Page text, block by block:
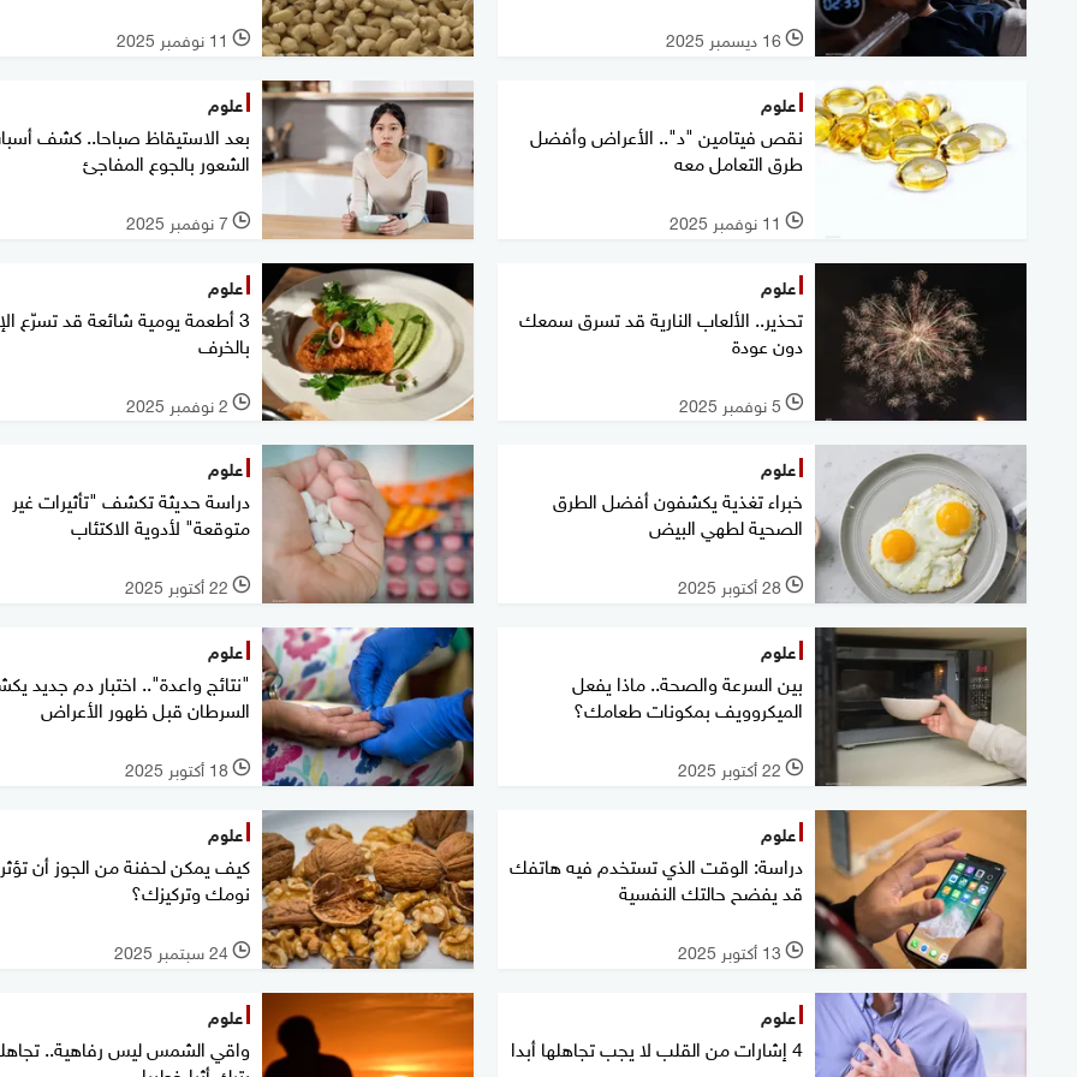
l 16 ديسمبر 2025 l 11 نوفمبر 2025
علوم
نقص فيتامين "د".. الأعراض وأفضل
طرق التعامل معه
l 11 نوفمبر 2025
علوم
بعد الاستيقاظ صباحا.. كشف
الشعور بالجوع المفاجئ
l 7 نوفمبر 2025
علوم
تحذير.. الألعاب النارية قد تسرق سمعك
دون عودة
l 5 نوفمبر 2025
علوم
3 أطعمة يومية شائعة قد تسرّع
بالخرف
l 2 نوفمبر 2025
علوم
خبراء تغذية يكشفون أفضل الطرق
الصحية لطهي البيض
l 28 أكتوبر 2025
علوم
دراسة حديثة تكشف "تأثيرات غير
متوقعة" لأدوية الاكتئاب
l 22 أكتوبر 2025
علوم
بين السرعة والصحة.. ماذا يفعل
الميكروويف بمكونات طعامك؟
l 22 أكتوبر 2025
علوم
"نتائج واعدة".. اختبار دم جديد
السرطان قبل ظهور الأعراض
l 18 أكتوبر 2025
علوم
دراسة: الوقت الذي تستخدم فيه هاتفك
قد يفضح حالتك النفسية
l 13 أكتوبر 2025
علوم
كيف يمكن لحفنة من الجوز أن
نومك وتركيزك؟
l 24 سبتمبر 2025
علوم
4 إشارات من القلب لا يجب تجاهلها أبدا
علوم
واقي الشمس ليس رفاهية..